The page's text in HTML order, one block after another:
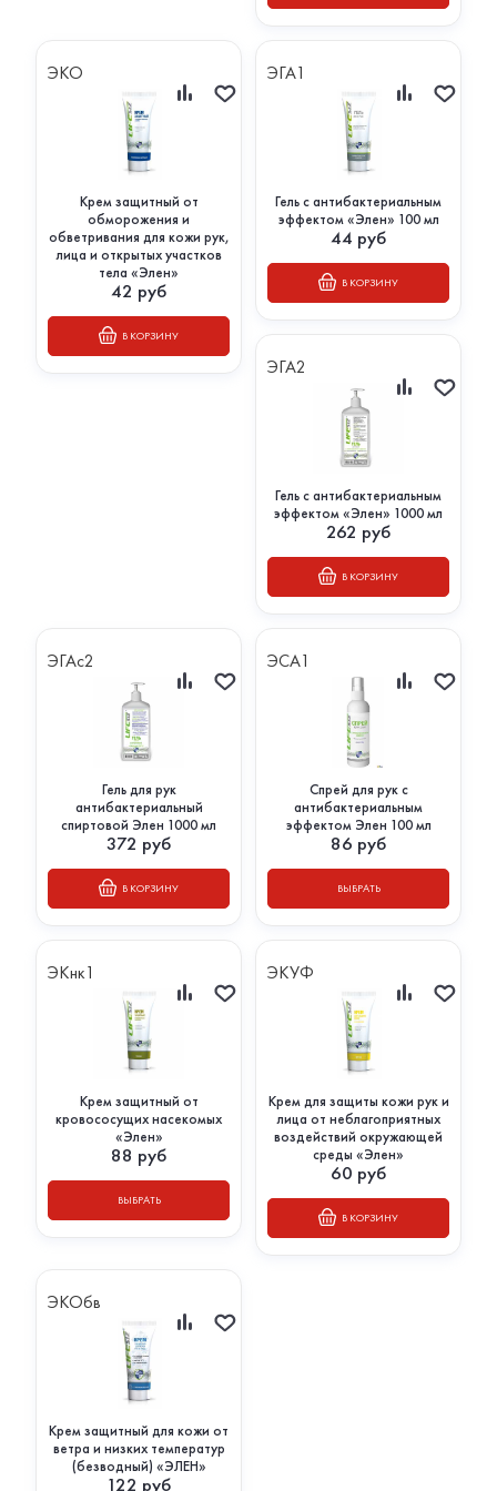
ЭКО
Крем защитный от
обморожения и
обветривания для кожи рук,
лица и открытых участков
тела «Элен»
42 руб
В КОРЗИНУ
ЭГА1
Гель с антибактериальным
эффектом «Элен» 100 мл
44 руб
В КОРЗИНУ
ЭГА2
Гель с антибактериальным
эффектом «Элен» 1000 мл
262 руб
В КОРЗИНУ
ЭГАс2
Гель для рук
антибактериальный
спиртовой Элен 1000 мл
372 руб
В КОРЗИНУ
ЭСА1
Спрей для рук с
антибактериальным
эффектом Элен 100 мл
86 руб
ВЫБРАТЬ
ЭКнк1
Крем защитный от
кровососущих насекомых
«Элен»
88 руб
ВЫБРАТЬ
ЭКУФ
Крем для защиты кожи рук и
лица от неблагоприятных
воздействий окружающей
среды «Элен»
60 руб
В КОРЗИНУ
ЭКОбв
Крем защитный для кожи от
ветра и низких температур
(безводный) «ЭЛЕН»
122 руб